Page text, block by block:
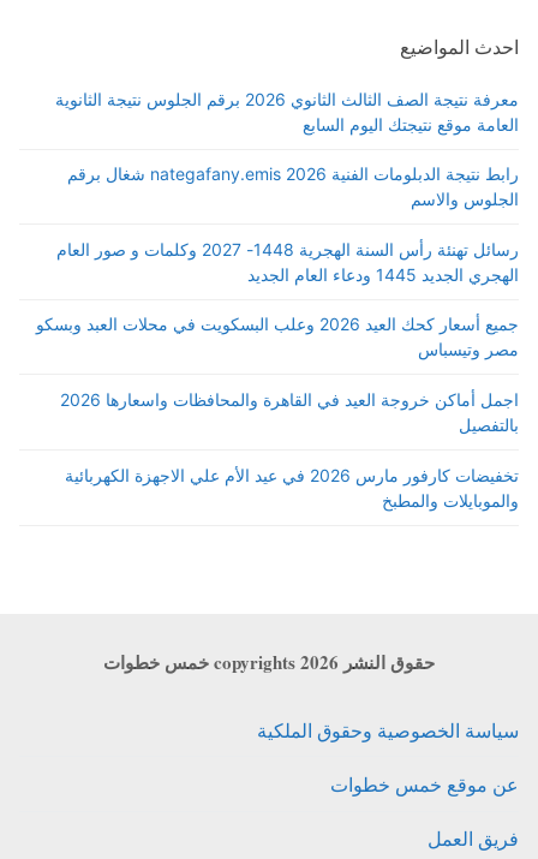
احدث المواضيع
معرفة نتيجة الصف الثالث الثانوي 2026 برقم الجلوس نتيجة الثانوية
العامة موقع نتيجتك اليوم السابع
رابط نتيجة الدبلومات الفنية 2026 nategafany.emis شغال برقم
الجلوس والاسم
رسائل تهنئة رأس السنة الهجرية 1448- 2027 وكلمات و صور العام
الهجري الجديد 1445 ودعاء العام الجديد
جميع أسعار كحك العيد 2026 وعلب البسكويت في محلات العبد وبسكو
مصر وتيسباس
اجمل أماكن خروجة العيد في القاهرة والمحافظات واسعارها 2026
بالتفصيل
تخفيضات كارفور مارس 2026 في عيد الأم علي الاجهزة الكهربائية
والموبايلات والمطبخ
حقوق النشر copyrights 2026 خمس خطوات
سياسة الخصوصية وحقوق الملكية
عن موقع خمس خطوات
فريق العمل